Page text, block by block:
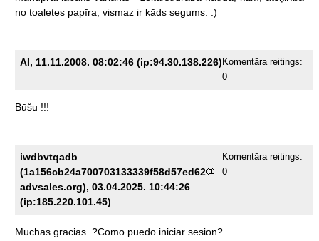
no toaletes papīra, vismaz ir kāds segums. :)
AI, 11.11.2008. 08:02:46 (ip:94.30.138.226) Komentāra reitings:
0
Būšu !!!
iwdbvtqadb
(1a156cb24a700703133339f58d57ed62
advsales.org), 03.04.2025. 10:44:26
(ip:185.220.101.45)
Komentāra reitings:
0
Muchas gracias. ?Como puedo iniciar sesion?